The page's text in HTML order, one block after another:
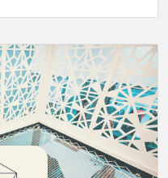
Tattooshop
créativité et bien-
la peau et l’âme. 🌐